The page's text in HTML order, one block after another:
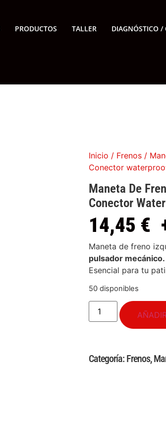
PRODUCTOS TALLER DIAGNÓSTICO /
Inicio / Frenos /
Conector
Maneta De
Conector
14,45 €
Maneta de freno
pulsador
Esencial para tu
50 disponibles
Categoría: Frenos,